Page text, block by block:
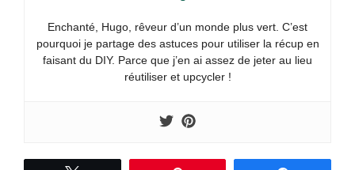
Enchanté, Hugo, rêveur d’un monde plus vert. C’est
pourquoi je partage des astuces pour utiliser la récup en
faisant du DIY. Parce que j’en ai assez de jeter au lieu
réutiliser et upcycler !